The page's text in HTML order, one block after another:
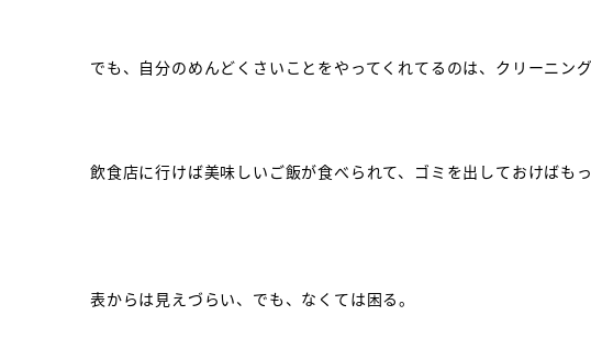
でも、自分のめんどくさいことをやってくれてるのは、クリーニン
飲食店に行けば美味しいご飯が食べられて、ゴミを出しておけばも
表からは見えづらい、でも、なくては困る。